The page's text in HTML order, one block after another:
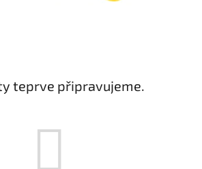
teprve připravujeme.